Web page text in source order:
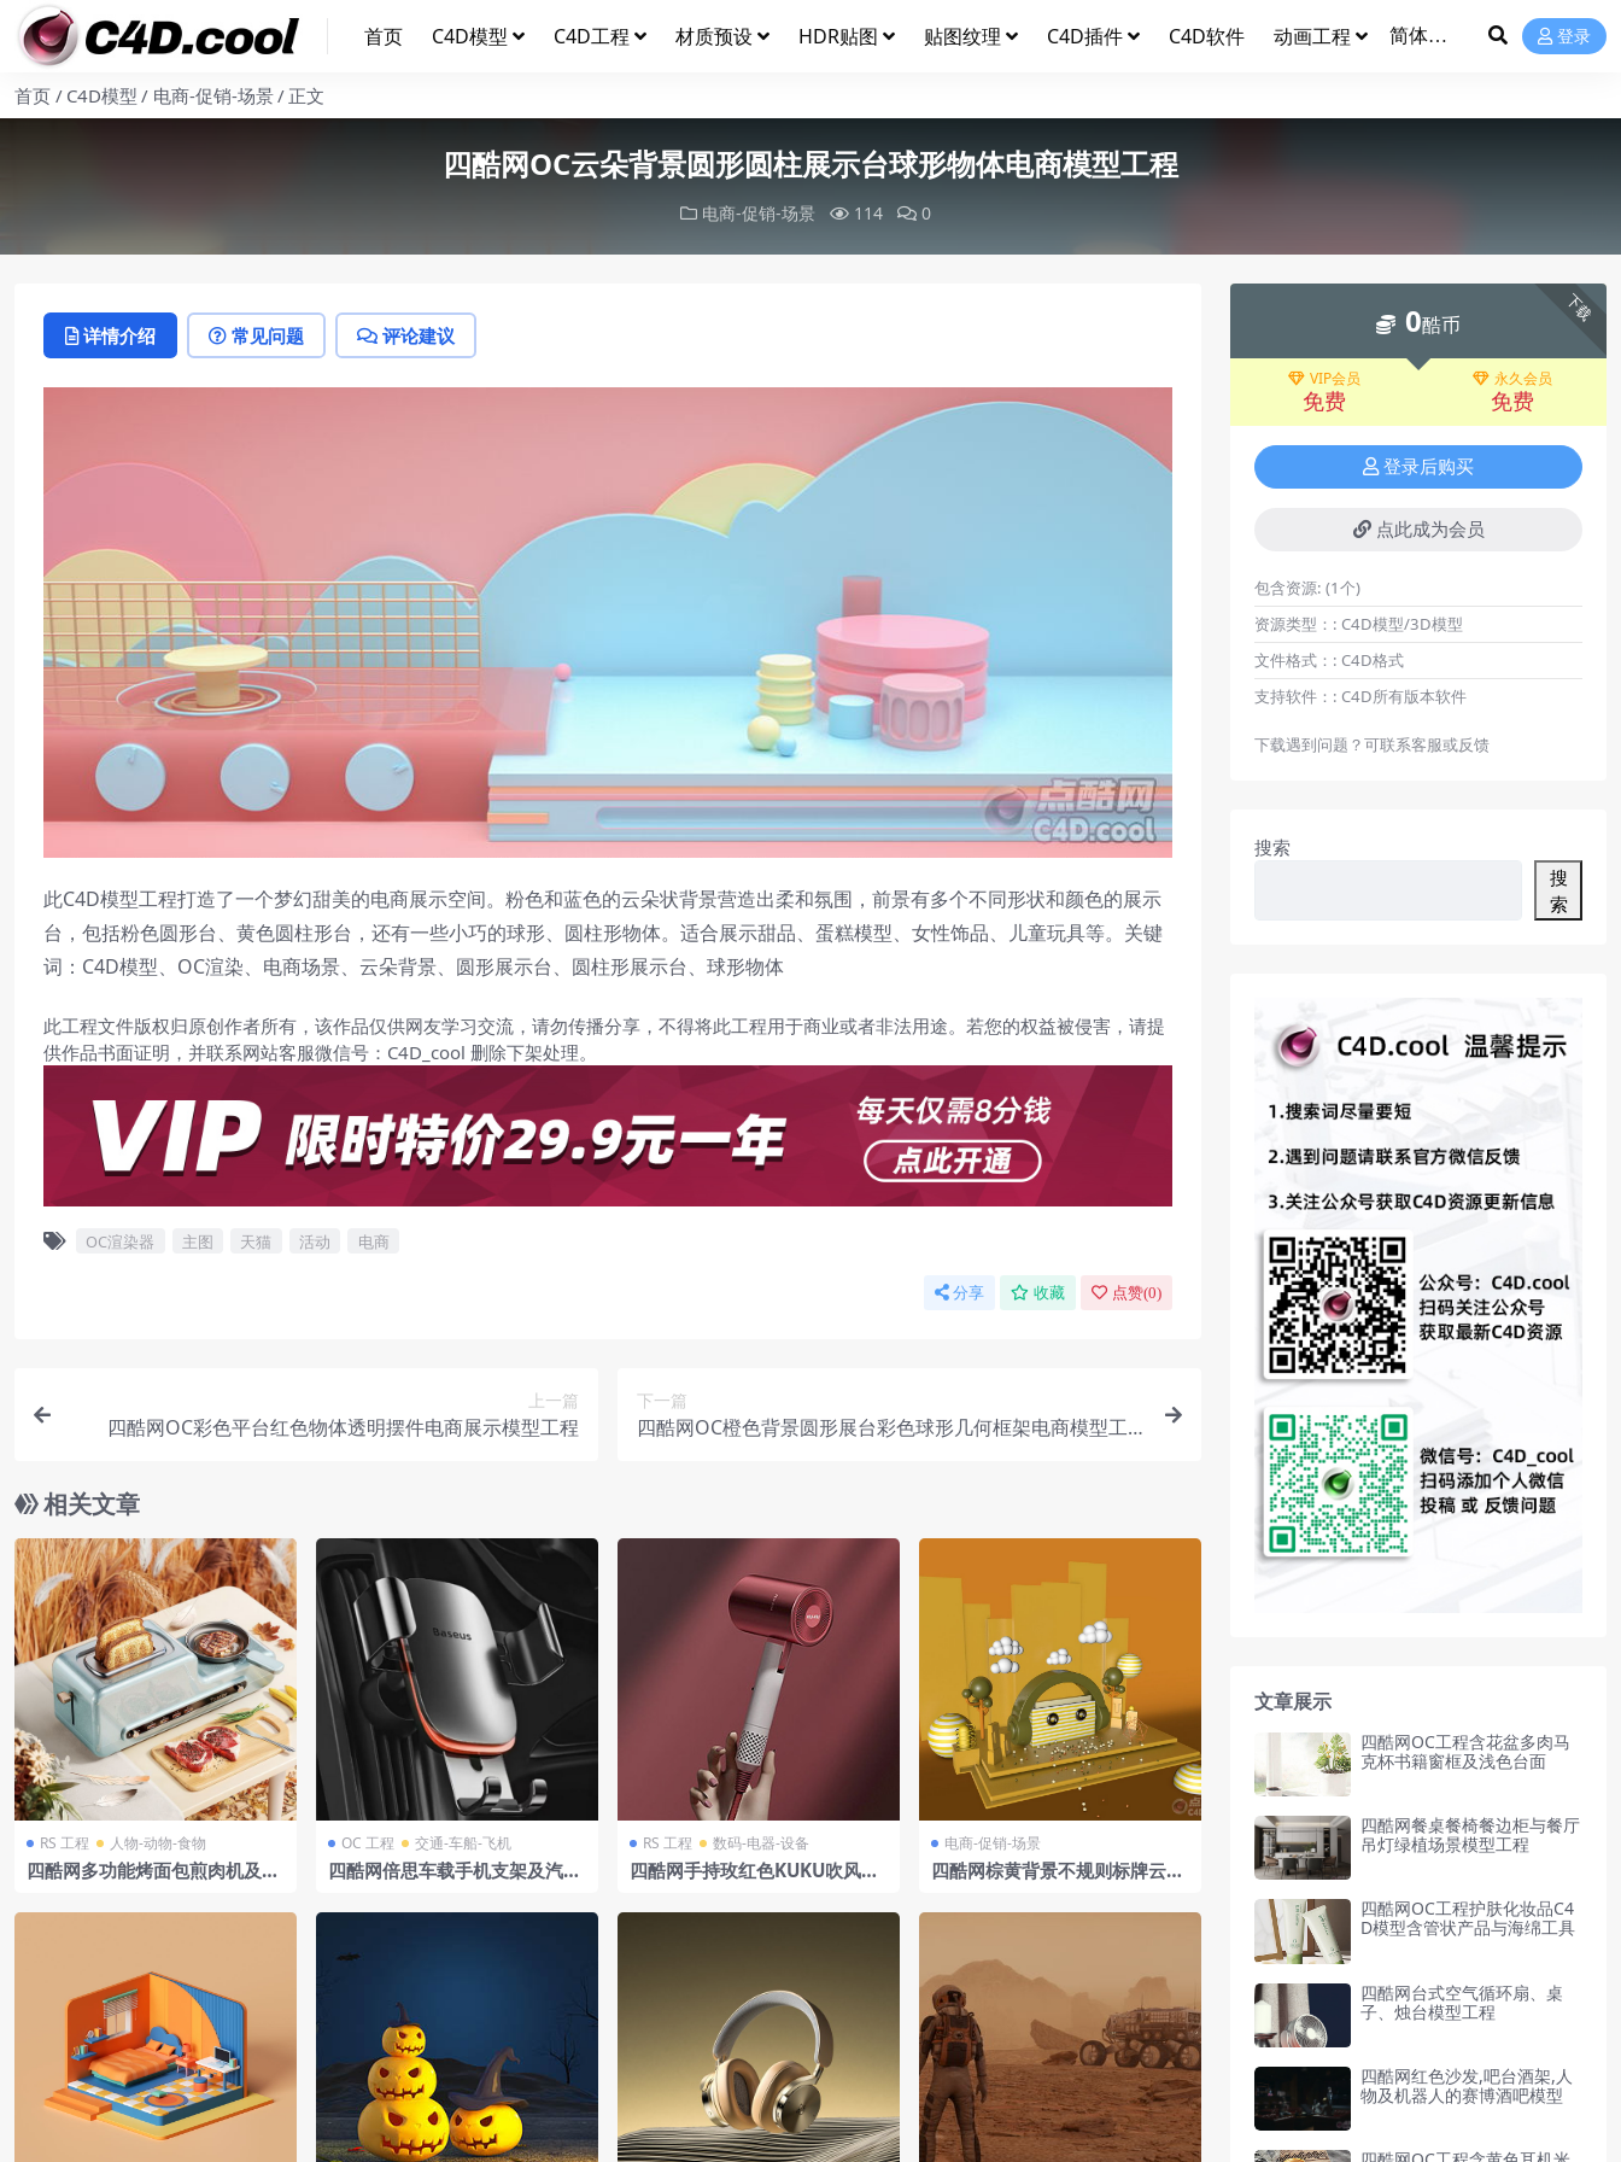
首页 C4D模型 C4D工程 材质预设 HDR贴图 贴图纹理 C4D插件 C4D软件 动画工程 登录
首页 C4D模型 电商-促销-场景 正文
四酷网OC云朵背景圆形圆柱展示台球形物体电商模型工程
电商-促销-场景 114 0
详情介绍 常见问题 评论建议
此C4D模型工程打造了一个梦幻甜美的电商展示空间。粉色和蓝色的云朵状背景营造出柔和氛围，前景有多个不同形状和颜色的展示
台，包括粉色圆形台、黄色圆柱形台，还有一些小巧的球形、圆柱形物体。适合展示甜品、蛋糕模型、女性饰品、儿童玩具等。关键
词：C4D模型、OC渲染、电商场景、云朵背景、圆形展示台、圆柱形展示台、球形物体
此工程文件版权归原创作者所有，该作品仅供网友学习交流，请勿传播分享，不得将此工程用于商业或者非法用途。若您的权益被侵害，请提
供作品书面证明，并联系网站客服微信号：C4D_cool 删除下架处理。
OC渲染器 主图 天猫 活动 电商
分享 收藏 点赞(0)
上一篇
四酷网OC彩色平台红色物体透明摆件电商展示模型工程
下一篇
四酷网OC橙色背景圆形展台彩色球形几何框架电商模型工
相关文章
RS 工程 人物-动物-食物
四酷网多功能烤面包煎肉机及周
OC 工程 交通-车船-飞机
四酷网倍思车载手机支架及汽车
RS 工程 数码-电器-设备
四酷网手持玫红色KUKU吹风机
电商-促销-场景
四酷网棕黄背景不规则标牌云朵
下载
0酷币
VIP会员
免费
永久会员
免费
登录后购买
点此成为会员
包含资源: (1个)
资源类型：: C4D模型/3D模型
文件格式：: C4D格式
支持软件：: C4D所有版本软件
下载遇到问题？可联系客服或反馈
搜索
搜
索
文章展示
四酷网OC工程含花盆多肉马
克杯书籍窗框及浅色台面
四酷网餐桌餐椅餐边柜与餐厅
吊灯绿植场景模型工程
四酷网OC工程护肤化妆品C4
D模型含管状产品与海绵工具
四酷网台式空气循环扇、桌
子、烛台模型工程
四酷网红色沙发,吧台酒架,人
物及机器人的赛博酒吧模型